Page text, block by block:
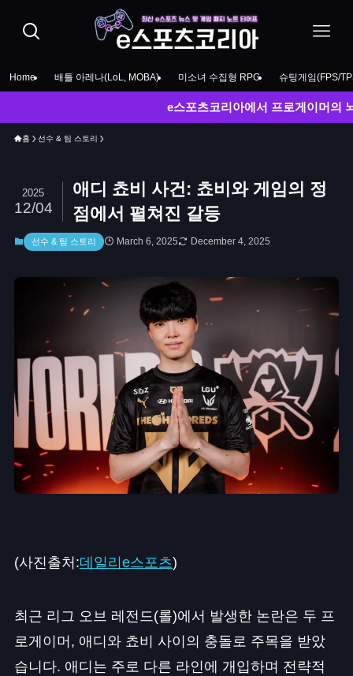
Home 배틀 아레나(LoL, MOBA) 미소녀 수집형 RPG 슈팅게임(FPS/
e스포츠코리아에서 프로게이머의 뇌를 훔
홈 선수 & 팀 스토리
애디 쵸비 사건: 쵸비와 게임의 정
점에서 펼쳐진 갈등
2025
12/04
선수 & 팀 스토리 March 6, 2025 December 4, 2025
(사진출처:데일리e스포츠)
최근 리그 오브 레전드(롤)에서 발생한 논란은 두 프
로게이머, 애디와 쵸비 사이의 충돌로 주목을 받았
습니다. 애디는 주로 다른 라인에 개입하며 전략적